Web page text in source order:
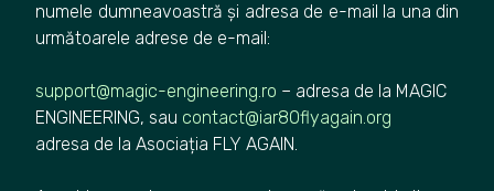
numele dumneavoastră și adresa de e-mail la una din
următoarele adrese de e-mail:
support@magic-engineering.ro – adresa de la MAGIC
ENGINEERING, sau contact@iar80flyagain.org
adresa de la Asociația FLY AGAIN.